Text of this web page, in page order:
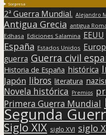
Sorpresa
2ª Guerra Mundial. Alejandro
Antigua Grecia antigua
Edhasa Ediciones Salamina EEUU
España Estados Unidos
guerra Guerra civil
Historia de España histórica
Japón libros literatura
Novela histórica Premios
Primera Guerra Mundial
Segunda
Siglo XIX siglo XVI siglo